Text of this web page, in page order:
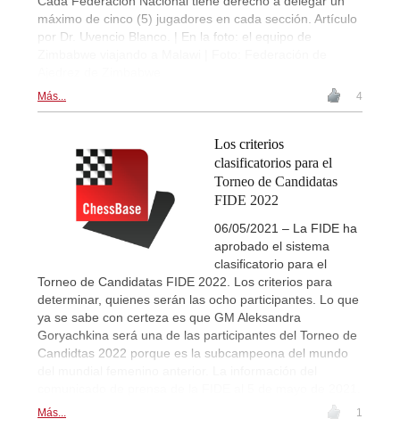
máximo de cinco (5) jugadores en cada sección. Artículo
por Dr. Uvencio Blanco. | En la foto: el equipo de
Más... 4
Los criterios
clasificatorios para el
Torneo de Candidatas
FIDE 2022
06/05/2021 – La FIDE ha
aprobado el sistema
clasificatorio para el
Torneo de Candidatas FIDE 2022. Los criterios para
determinar, quienes serán las ocho participantes. Lo que
ya se sabe con certeza es que GM Aleksandra
Goryachkina será una de las participantes del Torneo de
Candidtas 2022 porque es la subcampeona del mundo
Más... 1